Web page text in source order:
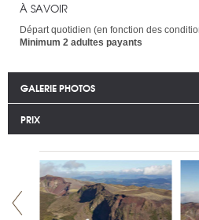
À SAVOIR
Départ quotidien (en fonction des
Minimum 2 adultes payants
GALERIE PHOTOS
PRIX